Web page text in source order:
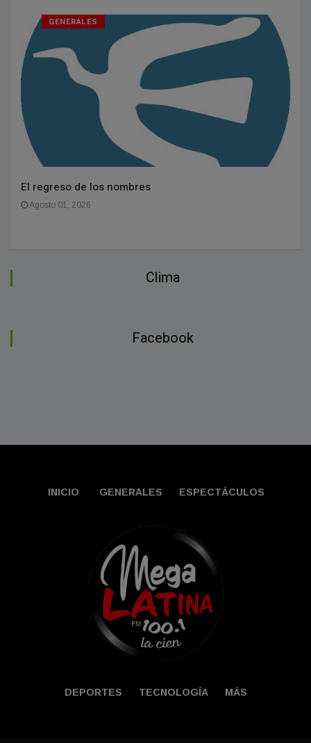
GENERALES
El regreso de los nombres
Agosto 01, 2026
Clima
Facebook
INICIO GENERALES ESPECTÁCULOS
DEPORTES TECNOLOGÍA MÁS